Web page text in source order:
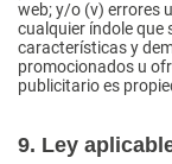
web; y/o (v) errores
cualquier índole que
características y
promocionados u
publicitario es
9. Ley